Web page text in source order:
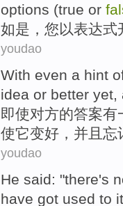
options (true or
如是 ， 您以表达式
youdao
With even a hint
idea or better yet,
即使对方的答案有
使它变好 ， 并且 忘
youdao
He said: "there's
have got used to it